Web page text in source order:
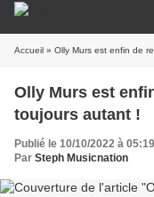
Accueil » Olly Murs est enfin de
Olly Murs est
toujours autant !
Publié le 10/10/2022 à 05:19
Par Steph Musicnation